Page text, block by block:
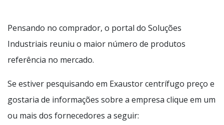
Pensando no comprador, o portal do Soluções
Industriais reuniu o maior número de produtos
referência no mercado.
Se estiver pesquisando em Exaustor centrífugo preço e
gostaria de informações sobre a empresa clique em um
ou mais dos fornecedores a seguir: